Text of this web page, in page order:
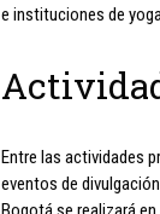
e instituciones de
Entre las actividades
eventos de